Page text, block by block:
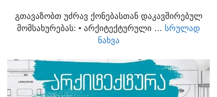
ᲒᲗᲐᲕᲐᲖᲝᲑᲗ ᲣᲫᲠᲐᲕ ᲥᲝᲜᲔᲑᲐᲡᲗᲐᲜ ᲓᲐᲙᲐᲕᲨᲘᲠᲔᲑᲣᲚ
ᲛᲝᲛᲡᲐᲮᲣᲠᲔᲑᲐᲡ:​ • ᲐᲠᲥᲘᲢᲔᲥᲢᲣᲠᲣᲚᲘ … ᲡᲠᲣᲚᲐᲓ
ᲜᲐᲮᲕᲐ